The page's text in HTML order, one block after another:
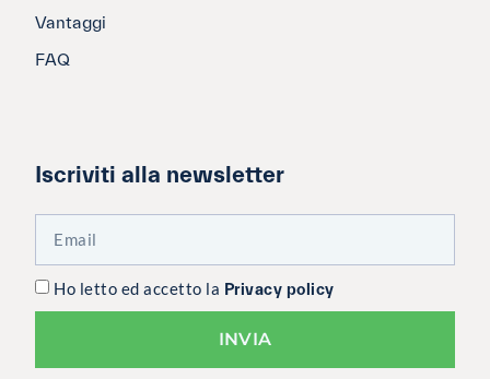
Vantaggi
FAQ
Iscriviti alla newsletter
Ho letto ed accetto la Privacy policy
INVIA